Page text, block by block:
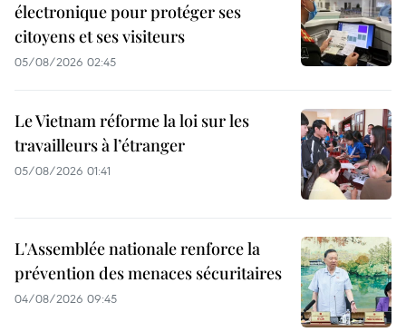
électronique pour protéger ses
citoyens et ses visiteurs
05/08/2026 02:45
Le Vietnam réforme la loi sur les
travailleurs à l’étranger
05/08/2026 01:41
L'Assemblée nationale renforce la
prévention des menaces sécuritaires
04/08/2026 09:45